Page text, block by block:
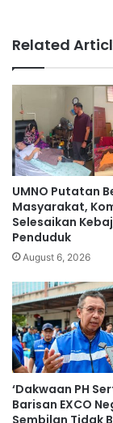
i
k
b
a
a
h
:
e
m
a
s
a
a
d
a
k
a
s
a
d
u
l
u
,
Related
UMNO Putatan
Masyarakat,
Selesaikan
Penduduk
August 6, 2026
‘Dakwaan PH
Barisan EXCO
Sembilan Tidak